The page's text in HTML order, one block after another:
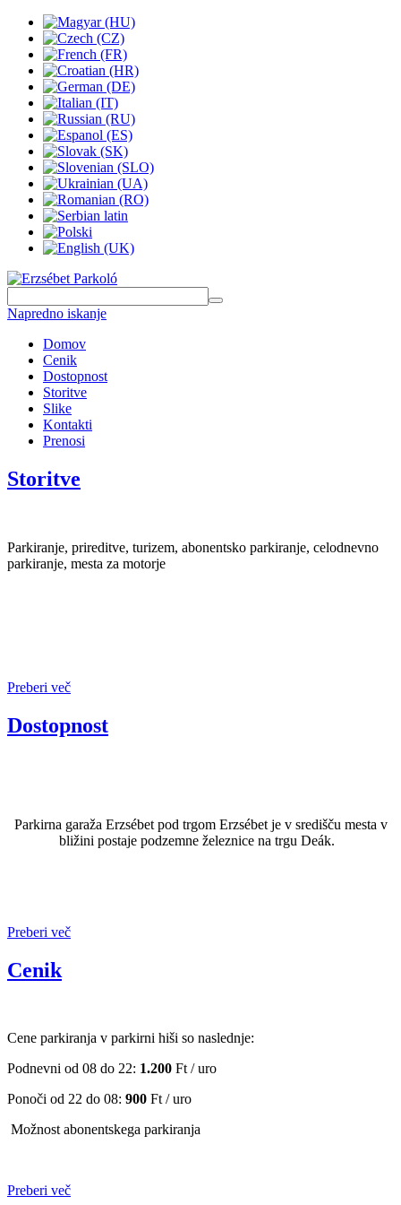
Napredno iskanje
Domov
Cenik
Dostopnost
Storitve
Slike
Kontakti
Prenosi
Storitve
Parkiranje, prireditve, turizem, abonentsko parkiranje, celodnevno
parkiranje, mesta za motorje
Preberi več
Dostopnost
Parkirna garaža Erzsébet pod trgom Erzsébet je v središču mesta v
bližini postaje podzemne železnice na trgu Deák.
Preberi več
Cenik
Cene parkiranja v parkirni hiši so naslednje:
Podnevni od 08 do 22: 1.200 Ft / uro
Ponoči od 22 do 08: 900 Ft / uro
Možnost abonentskega parkiranja
Preberi več